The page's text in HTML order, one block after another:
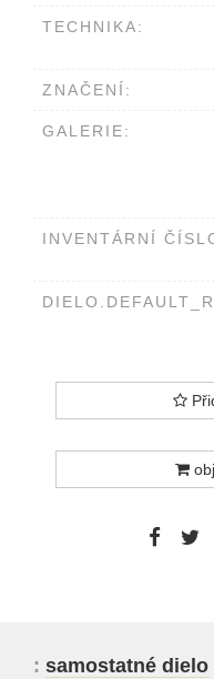
TECHNIKA:
ZNAČENÍ:
GALERIE:
INVENTÁRNÍ
: samostatné dielo